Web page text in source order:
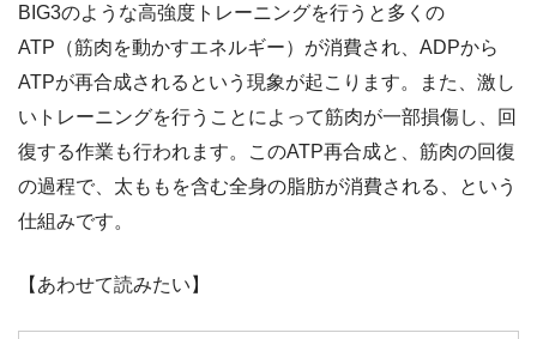
BIG3のような高強度トレーニングを行うと多くの
ATP（筋肉を動かすエネルギー）が消費され、ADPから
ATPが再合成されるという現象が起こります。また、激し
いトレーニングを行うことによって筋肉が一部損傷し、回
復する作業も行われます。このATP再合成と、筋肉の回復
の過程で、太ももを含む全身の脂肪が消費される、という
仕組みです。
【あわせて読みたい】